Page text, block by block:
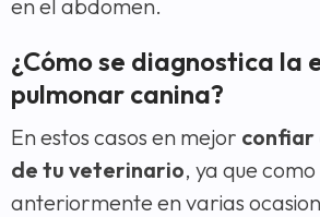
en el abdomen.
¿Cómo se diagnostica la
pulmonar canina?
En estos casos en mejor confiar
de tu veterinario, ya que
anteriormente en varias